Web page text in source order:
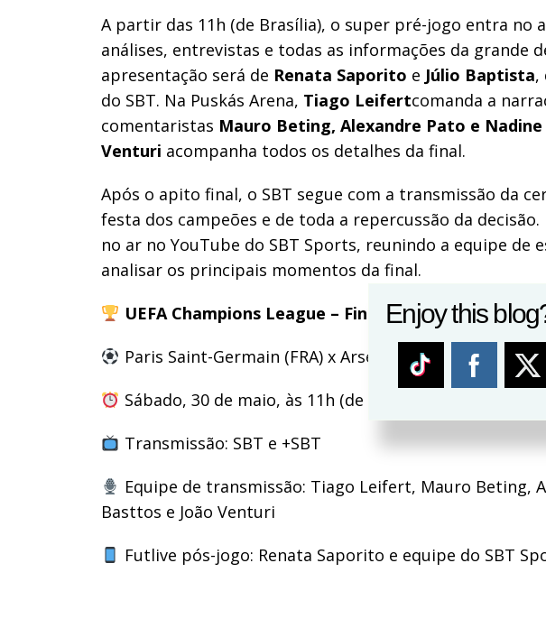
A partir das 11h (de Brasília), o super pré-jogo entra no
análises, entrevistas e todas as informações da grande
apresentação será de Renata Saporito e Júlio Baptista,
do SBT. Na Puskás Arena, Tiago Leifertcomanda a
comentaristas Mauro Beting, Alexandre Pato e
Venturi acompanha todos os detalhes da final.
Após o apito final, o SBT segue com a transmissão da
festa dos campeões e de toda a repercussão da decisão.
no ar no YouTube do SBT Sports, reunindo a equipe de
analisar os principais momentos da final.
UEFA Champions League – Final
Paris Saint-Germain (FRA) x Arsenal (ING)
Sábado, 30 de maio, às 11h (de Brasília)
Transmissão: SBT e +SBT
Equipe de transmissão: Tiago Leifert, Mauro Beting,
Basttos e João Venturi
Futlive pós-jogo: Renata Saporito e equipe do SBT
Enjoy this